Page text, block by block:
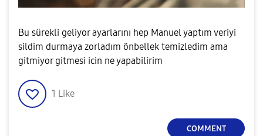
Bu sürekli geliyor ayarlarını hep Manuel yaptım veriyi
sildim durmaya zorladım önbellek temizledim ama
gitmiyor gitmesi icin ne yapabilirim
1 Like
COMMENT